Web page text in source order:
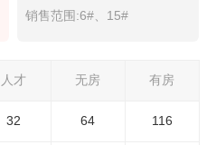
销售范围:6#、15#
人才 无房 有房
32 64 116